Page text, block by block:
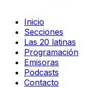
Inicio
Secciones
Las 20 latinas
Programación
Emisoras
Podcasts
Contacto